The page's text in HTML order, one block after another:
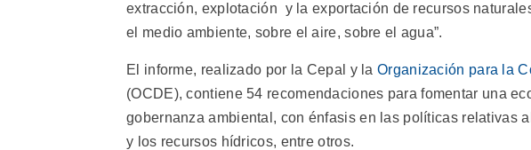
extracción, explotación y la exportación de recursos
el medio ambiente, sobre el aire, sobre el agua”.
El informe, realizado por la Cepal y laOrganización para la
(OCDE), contiene 54 recomendaciones para fomentar una
gobernanza ambiental, con énfasis en las políticas relativas
y los recursos hídricos, entre otros.